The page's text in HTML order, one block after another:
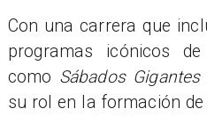
Con una carrera que
programas icónicos
como Sábados Gigantes
su rol en la formación